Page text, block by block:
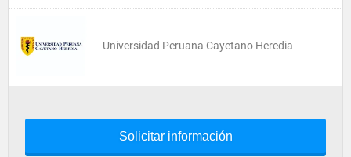
Universidad Peruana Cayetano Heredia
Solicitar información